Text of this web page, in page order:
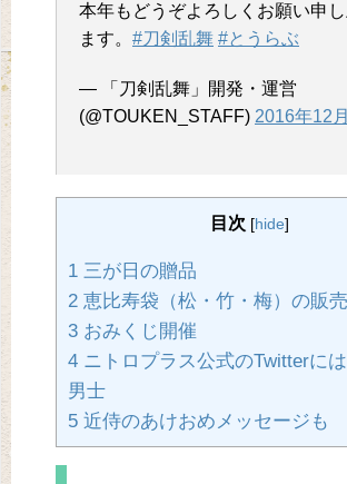
本年もどうぞよろしくお願い申
ます。 #刀剣乱舞 #とうらぶ
— 「刀剣乱舞」開発・運営
(@TOUKEN_STAFF) 2016年12
目次 [hide]
1 三が日の贈品
2 恵比寿袋（松・竹・梅）の販売
3 おみくじ開催
4 ニトロプラス公式のTwitterに
男士
5 近侍のあけおめメッセージも